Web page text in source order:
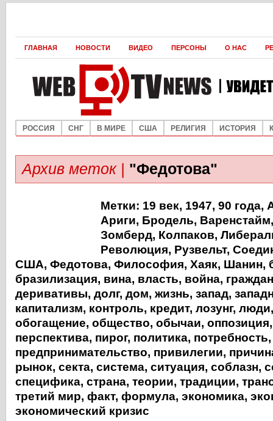
ГЛАВНАЯ НОВОСТИ ВИДЕО ПЕРСОНЫ О НАС
РОССИЯ СНГ В МИРЕ США РЕЛИГИЯ ИСТОРИЯ
Архив меток | "Федотова"
Метки: 19 век, 1947, 90 года,
Ариги, Бродель, Варенстайм
Зомберд, Колпаков,
Революция, Рузвельт,
США, Федотова, Философия, Хаяк, Шанин,
бразилизация, вина, власть, война,
деривативы, долг, дом, жизнь, запад,
капитализм, контроль, кредит, лозунг, люди
обогащение, общество, обычаи, оппозиция
перспектива, пирог, политика, потребность,
предпринимательство, привилегии,
рынок, секта, система, ситуация, соблазн,
специфика, страна, теории, традиции,
третий мир, факт, формула, экономика,
экономический кризис